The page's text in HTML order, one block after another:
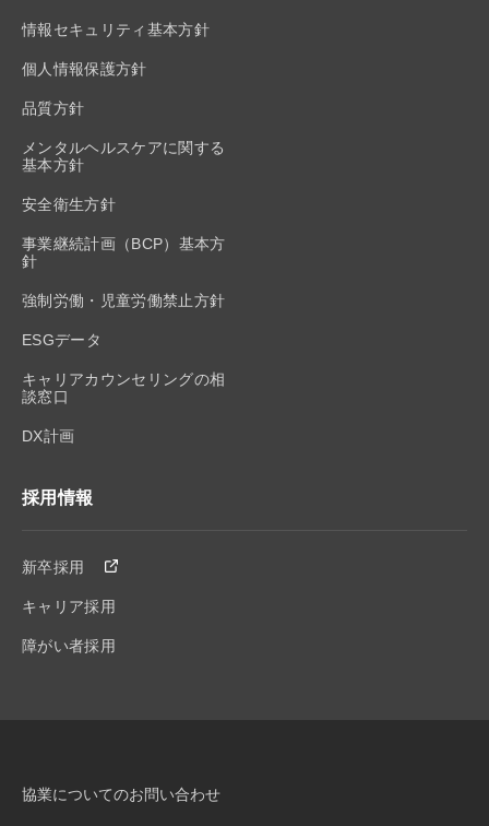
情報セキュリティ基本方針
個人情報保護方針
品質方針
メンタルヘルスケアに関する
基本方針
安全衛生方針
事業継続計画（BCP）基本方
針
強制労働・児童労働禁止方針
ESGデータ
キャリアカウンセリングの相
談窓口
DX計画
採用情報
新卒採用
キャリア採用
障がい者採用
協業についてのお問い合わせ